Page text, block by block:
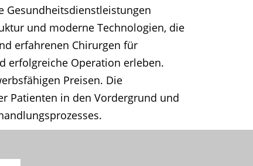
Gesundheitsdienstleistungen
und moderne Technologien, die
erfahrenen Chirurgen für
erfolgreiche Operation erleben.
Preisen. Die
Patienten in den Vordergrund und